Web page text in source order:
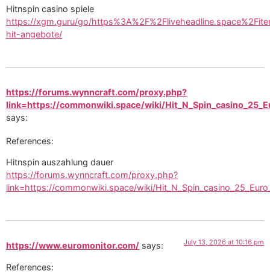
Hitnspin casino spiele
https://xgm.guru/go/
hit-angebote/
https://forums.wynncraft.com/proxy.php?
link=https://commonwiki.space/wiki/
says:
References:
Hitnspin auszahlung dauer
https://forums.wynncraft.com/proxy.php?
link=https://commonwiki.space/wiki/
https://www.euromonitor.com/ says: July 13, 2026 at 10:16 pm
References: